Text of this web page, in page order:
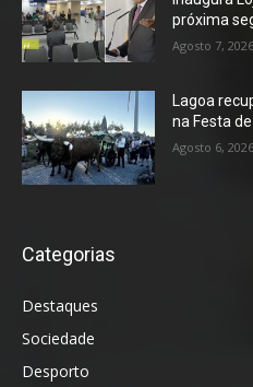
próxima
Agosto 7, 2026
Lagoa
na Festa
Agosto 6, 2026
Categorias
Destaques
Sociedade
Desporto